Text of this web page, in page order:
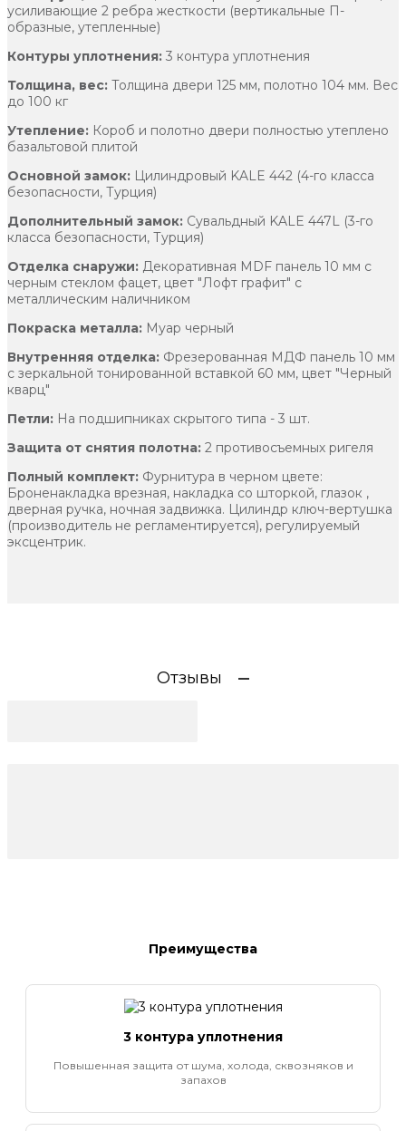
усиливающие 2 ребра жесткости (вертикальные П-
образные, утепленные)
Контуры уплотнения: 3 контура уплотнения
Толщина, вес: Толщина двери 125 мм, полотно 104 мм. Вес
до 100 кг
Утепление: Короб и полотно двери полностью утеплено
базальтовой плитой
Основной замок: Цилиндровый KALE 442 (4-го класса
безопасности, Турция)
Дополнительный замок: Сувальдный KALE 447L (3-го
класса безопасности, Турция)
Отделка снаружи: Декоративная MDF панель 10 мм с
черным стеклом фацет, цвет "Лофт графит" с
металлическим наличником
Покраска металла: Муар черный
Внутренняя отделка: Фрезерованная МДФ панель 10 мм
с зеркальной тонированной вставкой 60 мм, цвет "Черный
кварц"
Петли: На подшипниках скрытого типа - 3 шт.
Защита от снятия полотна: 2 противосъемных ригеля
Полный комплект: Фурнитура в черном цвете:
Броненакладка врезная, накладка со шторкой, глазок ,
дверная ручка, ночная задвижка. Цилиндр ключ-вертушка
(производитель не регламентируется), регулируемый
эксцентрик.
Отзывы
Преимущества
3 контура уплотнения
Повышенная защита от шума, холода, сквозняков и
запахов